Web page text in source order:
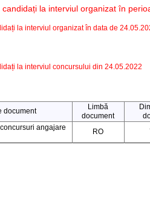
la interviul organizat în
la interviul organizat în data de
la interviul concursului din 24.05.2022
document
Limbă
document
angajare
RO